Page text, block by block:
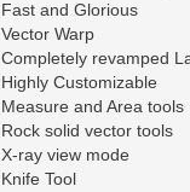
Fast and Glorious
Vector Warp
Completely revamped
Highly Customizable
Measure and Area tools
Rock solid vector tools
X-ray view mode
Knife Tool